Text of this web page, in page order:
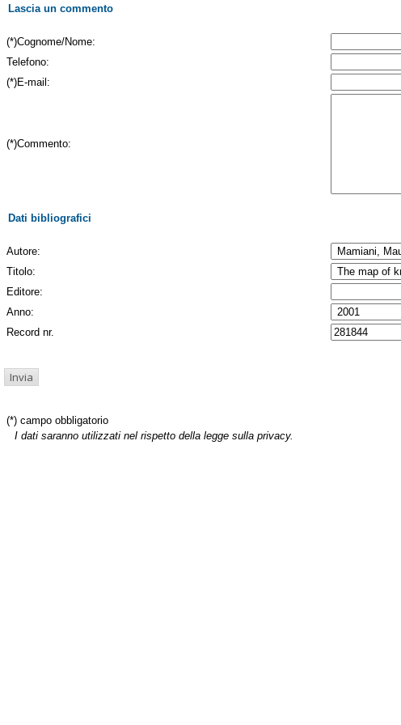
Lascia un commento
(*)Cognome/Nome:
Telefono:
(*)E-mail:
(*)Commento:
Dati bibliografici
Autore:
Titolo:
Editore:
Anno:
Record nr.
(*) campo obbligatorio
I dati saranno utilizzati nel rispetto della legge sulla privacy.